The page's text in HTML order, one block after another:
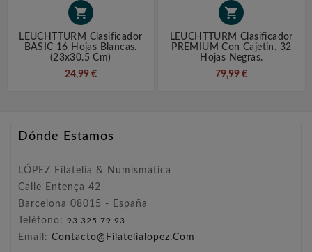

LEUCHTTURM Clasificador
BASIC 16 Hojas Blancas.
(23x30.5 Cm)
24,99 €

LEUCHTTURM Clasificador
PREMIUM Con Cajetin. 32
Hojas Negras.
79,99 €
Dónde Estamos
LÓPEZ Filatelia & Numismática
Calle Entença 42
Barcelona 08015 - España
Teléfono: 93 325 79 93
Email: Contacto@filatelialopez.com